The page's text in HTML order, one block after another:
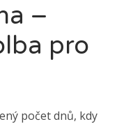
–
pro
počet dnů, kdy